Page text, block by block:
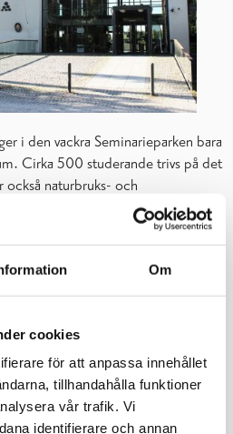
Om
cookies
för att anpassa innehållet
tillhandahålla funktioner
vår trafik. Vi
identifierare och annan
i den vackra Seminarieparken bara
Cirka 500 studerande trivs på det
naturbruks- och
ligger. I närområdet finns
som används för
Till studiemiljön hör också
i Ingåmed en modern
Här omsätter vi kunskap i praktik.
på Novia i
utan att vara inskriven som